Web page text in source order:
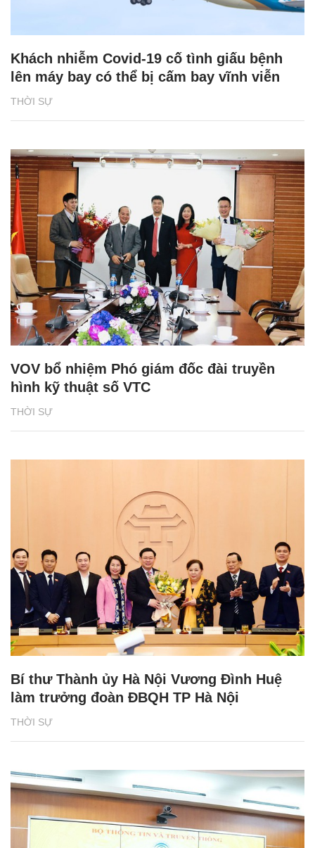
THỜI SỰ
Khách nhiễm Covid-19 cố tình giấu bệnh
lên máy bay có thể bị cấm bay vĩnh viễn
THỜI SỰ
VOV bổ nhiệm Phó giám đốc đài truyền
hình kỹ thuật số VTC
THỜI SỰ
Bí thư Thành ủy Hà Nội Vương Đình Huệ
làm trưởng đoàn ĐBQH TP Hà Nội